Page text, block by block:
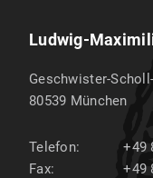
Ludwig-
Geschwister-
80539 München
Telefon:
+49
Fax:
+49